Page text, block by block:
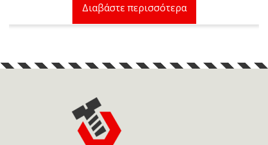
Διαβάστε περισσότερα